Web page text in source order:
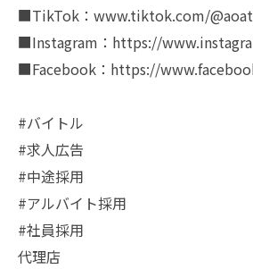
■TikTok：www.tiktok.com/
■Instagram：https://
■Facebook：https://
#バイトル
#求人広告
#中途採用
#アルバイト採用
#社員採用
代理店